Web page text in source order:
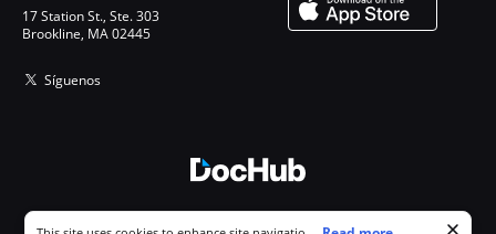
17 Station St., Ste. 303
Brookline, MA 02445
Síguenos